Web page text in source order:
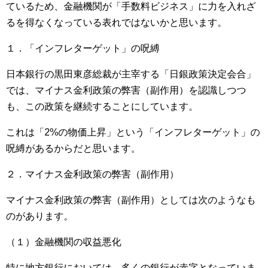
ているため、金融機関が「手数料ビジネス」に力を入れざ
るを得なくなっている表れではないかと思います。
１．「インフレターゲット」の呪縛
日本銀行の黒田東彦総裁が主宰する「日銀政策決定会合」
では、マイナス金利政策の弊害（副作用）を認識しつつ
も、この政策を継続することにしています。
これは「2%の物価上昇」という「インフレターゲット」の
呪縛があるからだと思います。
２．マイナス金利政策の弊害（副作用）
マイナス金利政策の弊害（副作用）としては次のようなも
のがあります。
（１）金融機関の収益悪化